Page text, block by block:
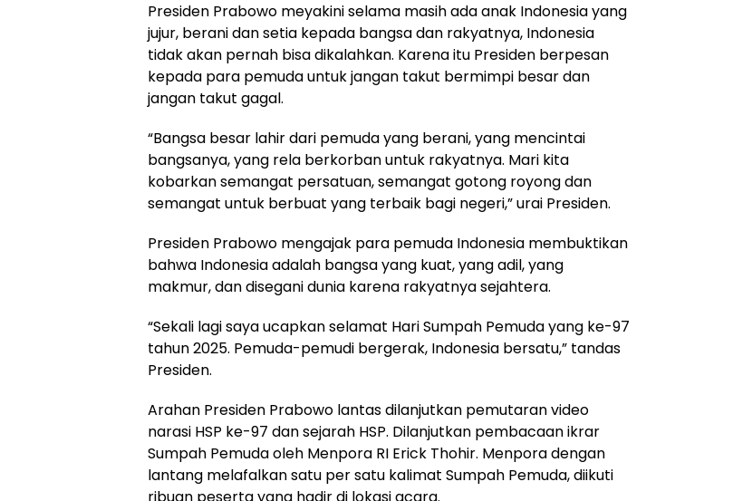
Presiden Prabowo meyakini selama masih ada anak Indonesia yang
jujur, berani dan setia kepada bangsa dan rakyatnya, Indonesia
tidak akan pernah bisa dikalahkan. Karena itu Presiden berpesan
kepada para pemuda untuk jangan takut bermimpi besar dan
jangan takut gagal.
“Bangsa besar lahir dari pemuda yang berani, yang mencintai
bangsanya, yang rela berkorban untuk rakyatnya. Mari kita
kobarkan semangat persatuan, semangat gotong royong dan
semangat untuk berbuat yang terbaik bagi negeri,” urai Presiden.
Presiden Prabowo mengajak para pemuda Indonesia membuktikan
bahwa Indonesia adalah bangsa yang kuat, yang adil, yang
makmur, dan disegani dunia karena rakyatnya sejahtera.
“Sekali lagi saya ucapkan selamat Hari Sumpah Pemuda yang ke-97
tahun 2025. Pemuda-pemudi bergerak, Indonesia bersatu,” tandas
Presiden.
Arahan Presiden Prabowo lantas dilanjutkan pemutaran video
narasi HSP ke-97 dan sejarah HSP. Dilanjutkan pembacaan ikrar
Sumpah Pemuda oleh Menpora RI Erick Thohir. Menpora dengan
lantang melafalkan satu per satu kalimat Sumpah Pemuda, diikuti